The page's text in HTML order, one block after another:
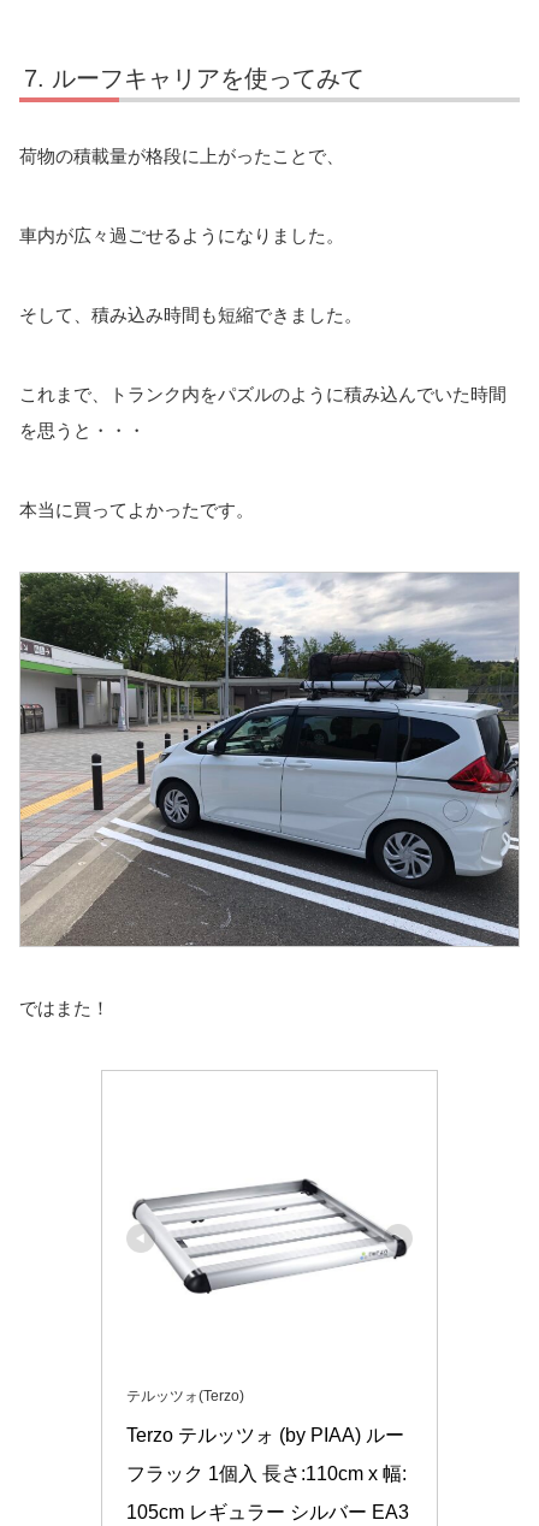
ルーフキャリアを使ってみて
荷物の積載量が格段に上がったことで、
車内が広々過ごせるようになりました。
そして、積み込み時間も短縮できました。
これまで、トランク内をパズルのように積み込んでいた時間
を思うと・・・
本当に買ってよかったです。
ではまた！
テルッツォ(Terzo)
Terzo テルッツォ (by PIAA) ルー
フラック 1個入 長さ:110cm x 幅:
105cm レギュラー シルバー EA3